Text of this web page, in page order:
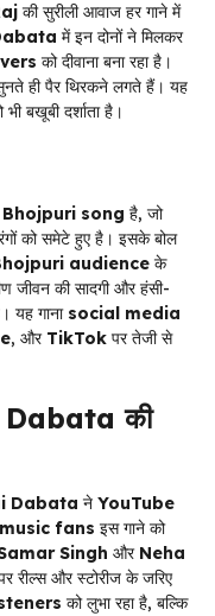
की सुरीली आवाज हर गाने में
में इन दोनों ने मिलकर
को दीवाना बना रहा है।
ही पैर थिरकने लगते हैं। यह
बखूबी दर्शाता है।
Bhojpuri song है, जो
को समेटे हुए है। इसके बोल
audience के
जीवन की सादगी और हंसी-
यह गाना social media
, और TikTok पर तेजी से
की
Dabata ने YouTube
fans इस गाने को
Singh और Neha
रील्स और स्टोरीज के जरिए
को लुभा रहा है, बल्कि